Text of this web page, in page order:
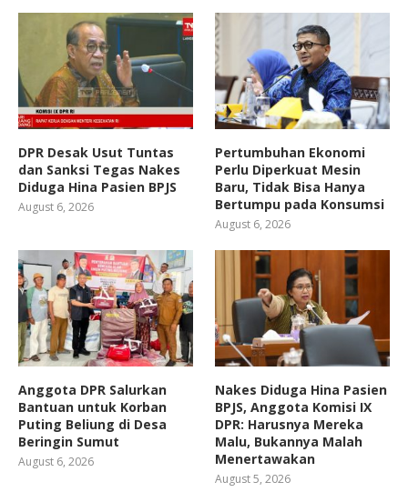
DPR Desak Usut Tuntas
dan Sanksi Tegas Nakes
Diduga Hina Pasien BPJS
August 6, 2026
Pertumbuhan Ekonomi
Perlu Diperkuat Mesin
Baru, Tidak Bisa Hanya
Bertumpu pada Konsumsi
August 6, 2026
Anggota DPR Salurkan
Bantuan untuk Korban
Puting Beliung di Desa
Beringin Sumut
August 6, 2026
Nakes Diduga Hina Pasien
BPJS, Anggota Komisi IX
DPR: Harusnya Mereka
Malu, Bukannya Malah
Menertawakan
August 5, 2026